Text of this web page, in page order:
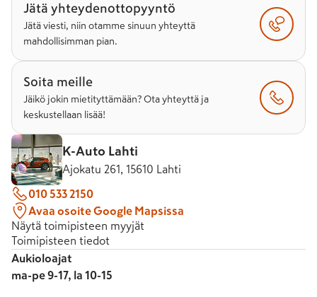
Jätä yhteydenottopyyntö
Jätä viesti, niin otamme sinuun yhteyttä
mahdollisimman pian.
Soita meille
Jäikö jokin mietityttämään? Ota yhteyttä ja
keskustellaan lisää!
K-Auto Lahti
Ajokatu 261, 15610 Lahti
010 533 2150
Avaa osoite Google Mapsissa
Näytä toimipisteen myyjät
Toimipisteen tiedot
Aukioloajat
ma-pe 9-17, la 10-15